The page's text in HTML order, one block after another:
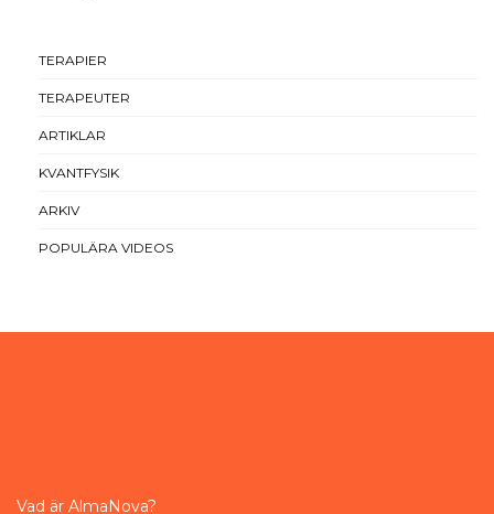
TERAPIER
TERAPEUTER
ARTIKLAR
KVANTFYSIK
ARKIV
POPULÄRA VIDEOS
Vad är AlmaNova?